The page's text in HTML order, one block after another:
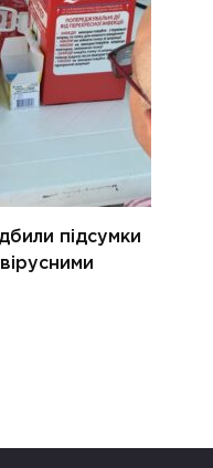
підсумки